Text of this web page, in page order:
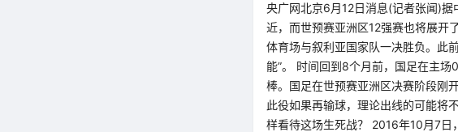
央广网北京6月12日消息(记者张闻)
近，而世预赛亚洲区12强赛也将展开
体育场与叙利亚国家队一决胜负。此
能”。 时间回到8个月前，国足在主
棒。国足在世预赛亚洲区决赛阶段刚
此役如果再输球，理论出线的可能将
样看待这场生死战？ 2016年10月7日